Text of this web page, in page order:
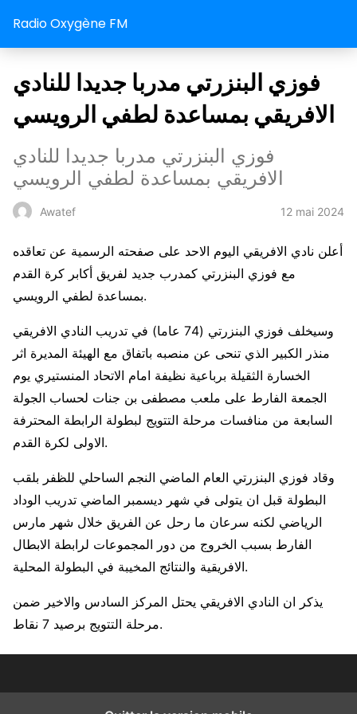
Radio Oxygène FM
فوزي البنزرتي مدربا جديدا للنادي
الافريقي بمساعدة لطفي الرويسي
فوزي البنزرتي مدربا جديدا للنادي
الافريقي بمساعدة لطفي الرويسي
Awatef 12 mai 2024
أعلن نادي الافريقي اليوم الاحد على صفحته الرسمية عن تعاقده
مع فوزي البنزرتي كمدرب جديد لفريق أكابر كرة القدم
بمساعدة لطفي الرويسي.
وسيخلف فوزي البنزرتي (74 عاما) في تدريب النادي الافريقي
منذر الكبير الذي تنحى عن منصبه باتفاق مع الهيئة المديرة اثر
الخسارة الثقيلة برباعية نظيفة امام الاتحاد المنستيري يوم
الجمعة الفارط على ملعب مصطفى بن جنات لحساب الجولة
السابعة من منافسات مرحلة التتويج لبطولة الرابطة المحترفة
الاولى لكرة القدم.
وقاد فوزي البنزرتي العام الماضي النجم الساحلي للظفر بلقب
البطولة قبل ان يتولى في شهر ديسمبر الماضي تدريب الوداد
الرياضي لكنه سرعان ما رحل عن الفريق خلال شهر مارس
الفارط بسبب الخروج من دور المجموعات لرابطة الابطال
الافريقية والنتائج المخيبة في البطولة المحلية.
يذكر ان النادي الافريقي يحتل المركز السادس والاخير ضمن
مرحلة التتويج برصيد 7 نقاط.